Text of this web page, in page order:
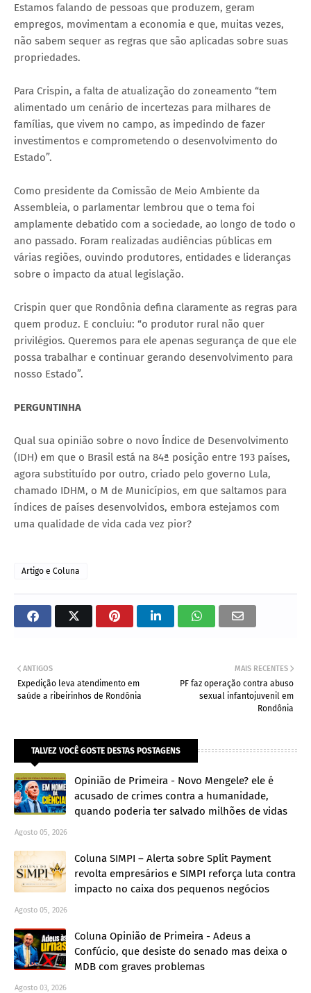
Estamos falando de pessoas que produzem, geram
empregos, movimentam a economia e que, muitas vezes,
não sabem sequer as regras que são aplicadas sobre suas
propriedades.
Para Crispin, a falta de atualização do zoneamento “tem
alimentado um cenário de incertezas para milhares de
famílias, que vivem no campo, as impedindo de fazer
investimentos e comprometendo o desenvolvimento do
Estado”.
Como presidente da Comissão de Meio Ambiente da
Assembleia, o parlamentar lembrou que o tema foi
amplamente debatido com a sociedade, ao longo de todo o
ano passado. Foram realizadas audiências públicas em
várias regiões, ouvindo produtores, entidades e lideranças
sobre o impacto da atual legislação.
Crispin quer que Rondônia defina claramente as regras para
quem produz. E concluiu: “o produtor rural não quer
privilégios. Queremos para ele apenas segurança de que ele
possa trabalhar e continuar gerando desenvolvimento para
nosso Estado”.
PERGUNTINHA
Qual sua opinião sobre o novo Índice de Desenvolvimento
(IDH) em que o Brasil está na 84ª posição entre 193 países,
agora substituído por outro, criado pelo governo Lula,
chamado IDHM, o M de Municípios, em que saltamos para
índices de países desenvolvidos, embora estejamos com
uma qualidade de vida cada vez pior?
Artigo e Coluna
MAIS RECENTES
PF faz operação contra abuso
sexual infantojuvenil em
Rondônia
ANTIGOS
Expedição leva atendimento em
saúde a ribeirinhos de Rondônia
TALVEZ VOCÊ GOSTE DESTAS POSTAGENS
Opinião de Primeira - Novo Mengele? ele é
acusado de crimes contra a humanidade,
quando poderia ter salvado milhões de vidas
Agosto 05, 2026
Coluna SIMPI – Alerta sobre Split Payment
revolta empresários e SIMPI reforça luta contra
impacto no caixa dos pequenos negócios
Agosto 05, 2026
Coluna Opinião de Primeira - Adeus a
Confúcio, que desiste do senado mas deixa o
MDB com graves problemas
Agosto 03, 2026